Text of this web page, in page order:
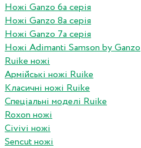
Ножі Ganzo 6а серія
Ножі Ganzo 8а серія
Ножі Ganzo 7а серія
Ножі Adimanti Samson by Ganzo
Ruike ножі
Армійські ножі Ruike
Класичні ножі Ruike
Спеціальні моделі Ruike
Roxon ножi
Civivi ножі
Sencut ножі